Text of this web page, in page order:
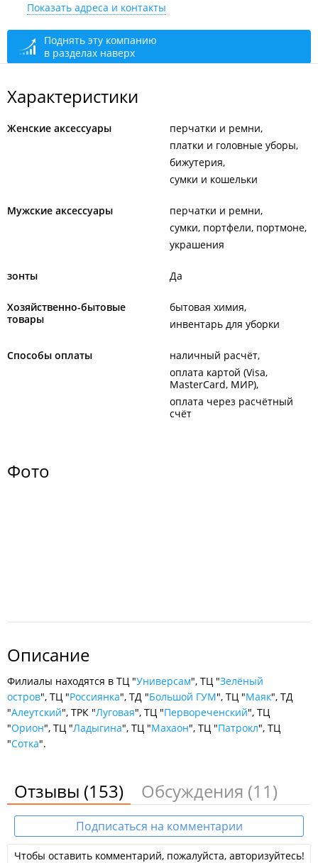
открыто: 10:00–21:00
Показать адреса и контакты
Поднять эту компанию
в разделах наверх
Характеристики
Женские аксессуары
перчатки и ремни
платки и головные уборы
бижутерия
сумки и кошельки
Мужские аксессуары
перчатки и ремни
сумки, портфели, портмоне
украшения
зонты Да
Хозяйственно-бытовые
товары
бытовая химия
инвентарь для уборки
Способы оплаты
наличный расчёт
оплата картой (Visa,
MasterCard, МИР)
оплата через расчётный
счёт
Фото
Описание
Филиалы находятся в ТЦ "Универсам", ТЦ "Зелёный
остров", ТЦ "Россиянка", ТД "Большой ГУМ", ТЦ "Маяк", ТД
"Алеутский", ТРК "Луговая", ТЦ "Первореченский", ТЦ
"Орион", ТЦ "Ладыгина", ТЦ "Махаон", ТЦ "Патрокл", ТЦ
"Сотка".
Отзывы (153) Обсуждения (11)
Подписаться на комментарии
Чтобы оставить комментарий, пожалуйста, авторизуйтесь!